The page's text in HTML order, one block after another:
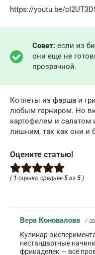
https://youtu.be/
Совет: если из
они еще не
прозрачной.
Котлеты из фарша и
любым гарниром. Но
картофелем и салатом
лишним, так как они и
Оцените статью!
( 1 оценка, среднее 5 из 5 )
Вера Коновалова /
Кулинар-
нестандартные
фрикаделек — всё